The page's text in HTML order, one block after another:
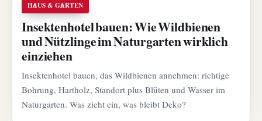
HAUS & GARTEN
Insektenhotel bauen: Wie Wildbienen
und Nützlinge im Naturgarten wirklich
einziehen
Insektenhotel bauen, das Wildbienen annehmen: richtige
Bohrung, Hartholz, Standort plus Blüten und Wasser im
Naturgarten. Was zieht ein, was bleibt Deko?